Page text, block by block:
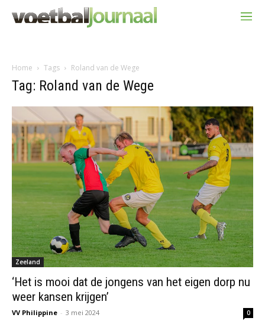
Home Tags Roland van de Wege
Tag: Roland van de Wege
Zeeland
‘Het is mooi dat de jongens van het eigen dorp nu
weer kansen krijgen’
VV Philippine - 3 mei 2024 0